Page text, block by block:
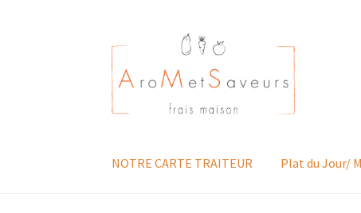
Aller
à
la
navigation
Aller
au
contenu
NOTRE CARTE TRAITEUR Plat du Jour/